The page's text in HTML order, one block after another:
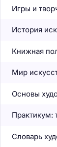
Игры и
История
Книжная
Мир
Основы
Практикум:
Словарь